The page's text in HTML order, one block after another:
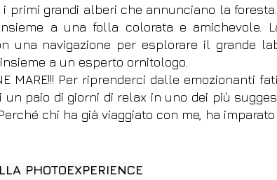
i primi grandi alberi che annunciano la
a una folla colorata e amichevole.
una navigazione per esplorare il grande
a un esperto ornitologo.
MARE!!! Per riprenderci dalle
un paio di giorni di relax in uno dei più
chi ha già viaggiato con me, ha
PHOTOEXPERIENCE